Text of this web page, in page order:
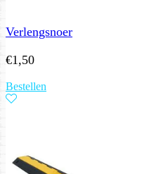
Verlengsnoer
€1,50
Bestellen